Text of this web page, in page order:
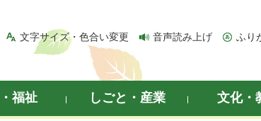
文字サイズ・色合い変更 音声読み上げ ふり
福祉 しごと・産業 文化・